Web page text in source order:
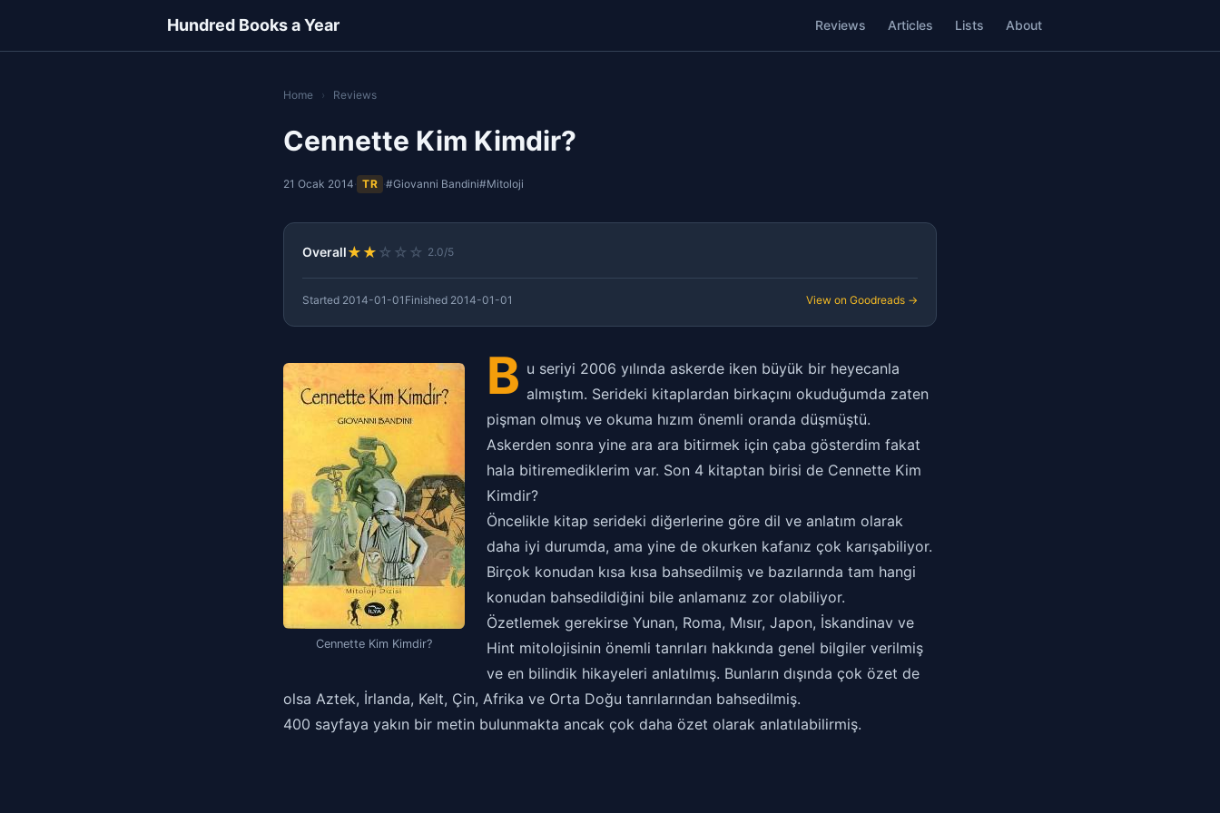
Hundred Books a Year Reviews Articles Lists About
Home › Reviews
Cennette Kim Kimdir?
21 Ocak 2014· TR ·#Giovanni Bandini#Mitoloji
Overall★ ★ ☆ ☆ ☆ 2.0/5
Started 2014-01-01 Finished 2014-01-01 View on Goodreads →
Cennette Kim Kimdir?
B u seriyi 2006 yılında askerde iken büyük bir heyecanla
almıştım. Serideki kitaplardan birkaçını okuduğumda zaten
pişman olmuş ve okuma hızım önemli oranda düşmüştü.
Askerden sonra yine ara ara bitirmek için çaba gösterdim fakat
hala bitiremediklerim var. Son 4 kitaptan birisi de Cennette Kim
Kimdir?
Öncelikle kitap serideki diğerlerine göre dil ve anlatım olarak
daha iyi durumda, ama yine de okurken kafanız çok karışabiliyor.
Birçok konudan kısa kısa bahsedilmiş ve bazılarında tam hangi
konudan bahsedildiğini bile anlamanız zor olabiliyor.
Özetlemek gerekirse Yunan, Roma, Mısır, Japon, İskandinav ve
Hint mitolojisinin önemli tanrıları hakkında genel bilgiler verilmiş
ve en bilindik hikayeleri anlatılmış. Bunların dışında çok özet de
olsa Aztek, İrlanda, Kelt, Çin, Afrika ve Orta Doğu tanrılarından bahsedilmiş.
400 sayfaya yakın bir metin bulunmakta ancak çok daha özet olarak anlatılabilirmiş.